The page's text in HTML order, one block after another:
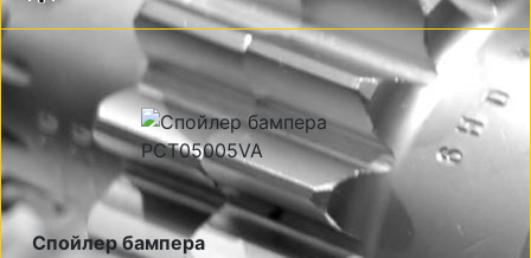
Спойлер бампера